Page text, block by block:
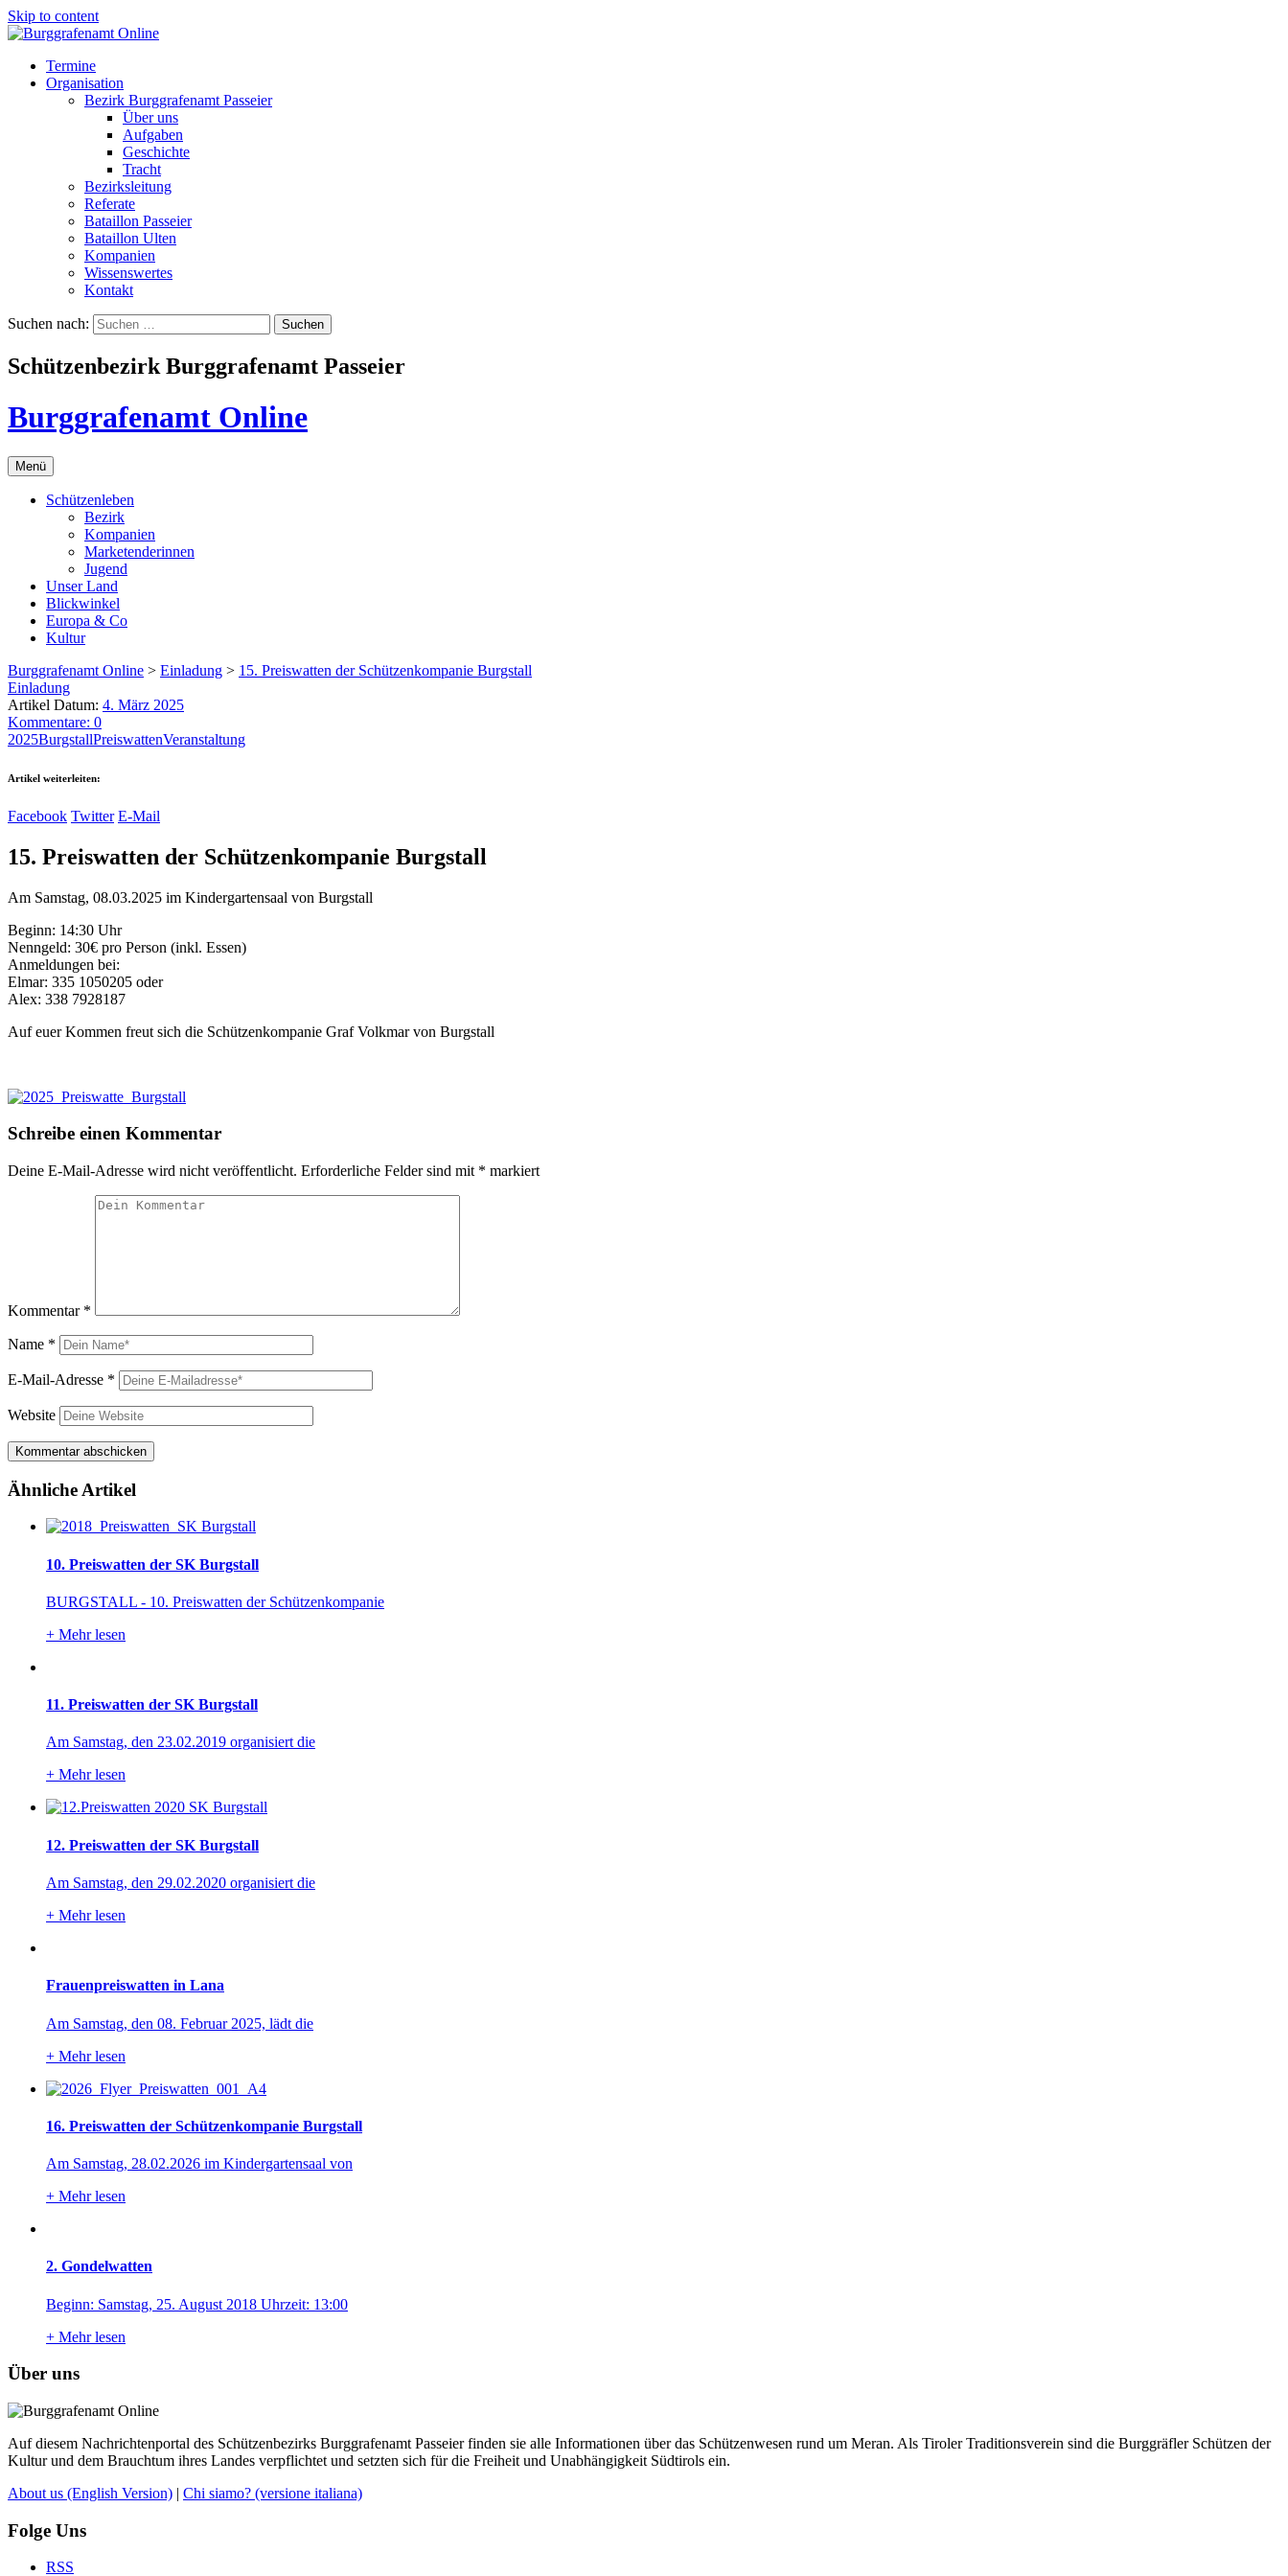
Skip to content
Termine
Organisation
Bezirk Burggrafenamt Passeier
Über uns
Aufgaben
Geschichte
Tracht
Bezirksleitung
Referate
Bataillon Passeier
Bataillon Ulten
Kompanien
Wissenswertes
Kontakt
Suchen nach:
Schützenbezirk Burggrafenamt Passeier
Burggrafenamt Online
Menü
Schützenleben
Bezirk
Kompanien
Marketenderinnen
Jugend
Unser Land
Blickwinkel
Europa & Co
Kultur
Burggrafenamt Online > Einladung > 15. Preiswatten der Schützenkompanie Burgstall
Einladung
Artikel Datum: 4. März 2025
Kommentare: 0
2025BurgstallPreiswattenVeranstaltung
Artikel weiterleiten:
Facebook Twitter E-Mail
15. Preiswatten der Schützenkompanie Burgstall
Am Samstag, 08.03.2025 im Kindergartensaal von Burgstall
Beginn: 14:30 Uhr
Nenngeld: 30€ pro Person (inkl. Essen)
Anmeldungen bei:
Elmar: 335 1050205 oder
Alex: 338 7928187
Auf euer Kommen freut sich die Schützenkompanie Graf Volkmar von Burgstall
Schreibe einen Kommentar
Deine E-Mail-Adresse wird nicht veröffentlicht. Erforderliche Felder sind mit * markiert
Kommentar *
Name *
E-Mail-Adresse *
Website
Ähnliche Artikel
10. Preiswatten der SK Burgstall
BURGSTALL - 10. Preiswatten der Schützenkompanie
+ Mehr lesen
11. Preiswatten der SK Burgstall
Am Samstag, den 23.02.2019 organisiert die
+ Mehr lesen
12. Preiswatten der SK Burgstall
Am Samstag, den 29.02.2020 organisiert die
+ Mehr lesen
Frauenpreiswatten in Lana
Am Samstag, den 08. Februar 2025, lädt die
+ Mehr lesen
16. Preiswatten der Schützenkompanie Burgstall
Am Samstag, 28.02.2026 im Kindergartensaal von
+ Mehr lesen
2. Gondelwatten
Beginn: Samstag, 25. August 2018 Uhrzeit: 13:00
+ Mehr lesen
Über uns
Auf diesem Nachrichtenportal des Schützenbezirks Burggrafenamt Passeier finden sie alle Informationen über das Schützenwesen rund um Meran. Als Tiroler Traditionsverein sind die Burggräfler Schützen der
Kultur und dem Brauchtum ihres Landes verpflichtet und setzten sich für die Freiheit und Unabhängigkeit Südtirols ein.
About us (English Version) | Chi siamo? (versione italiana)
Folge Uns
RSS